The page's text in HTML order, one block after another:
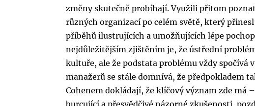
změny skutečně probíhají. Využili přitom
různých organizací po celém světě, který
příběhů ilustrujících a umožňujících lépe
nejdůležitějším zjištěním je, že ústřední
kultuře, ale že podstata problému vždy
manažerů se stále domnívá, že předpokladem
Cohenem dokládají, že klíčový význam zde
burcující a přesvědčivé názorné zkušenosti,